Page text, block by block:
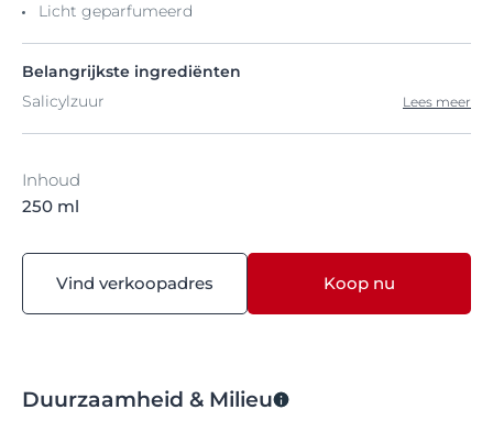
Licht geparfumeerd
Belangrijkste ingrediënten
Salicylzuur
Lees meer
Inhoud
250 ml
Vind verkoopadres Koop nu
Duurzaamheid & Milieu